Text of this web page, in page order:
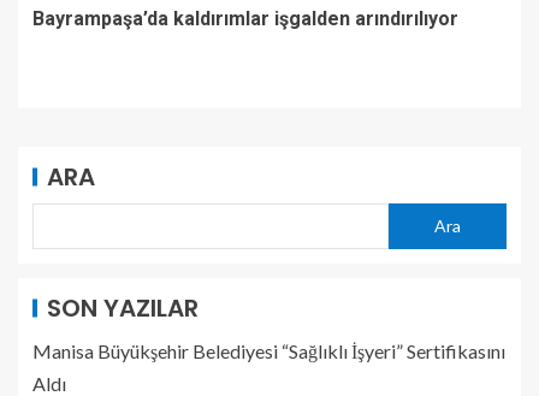
Bayrampaşa’da kaldırımlar işgalden arındırılıyor
ARA
Ara
SON YAZILAR
Manisa Büyükşehir Belediyesi “Sağlıklı İşyeri” Sertifikasını
Aldı